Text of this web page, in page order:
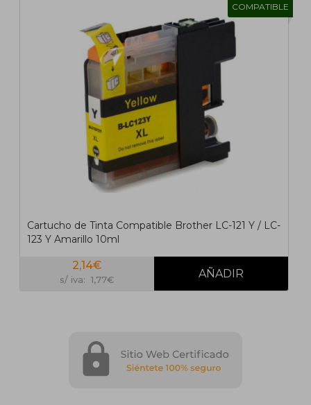
COMPATIBLE
Cartucho de Tinta Compatible Brother LC-121 Y / LC-
123 Y Amarillo 10ml
2,14€
s/ iva: 1,77€